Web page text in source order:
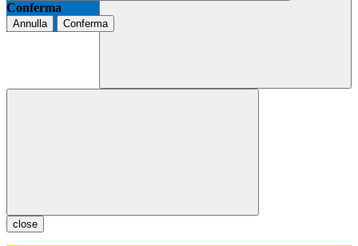
Conferma
Annulla Conferma
close